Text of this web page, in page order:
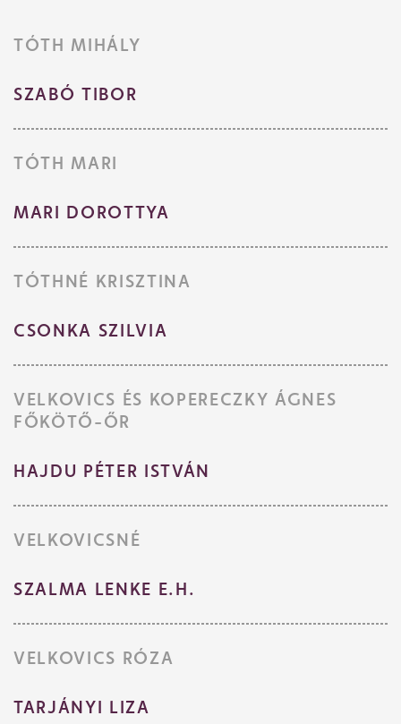
TÓTH MIHÁLY
SZABÓ TIBOR
TÓTH MARI
MARI DOROTTYA
TÓTHNÉ KRISZTINA
CSONKA SZILVIA
VELKOVICS ÉS KOPERECZKY ÁGNES
FŐKÖTŐ-ŐR
HAJDU PÉTER ISTVÁN
VELKOVICSNÉ
SZALMA LENKE E.H.
VELKOVICS RÓZA
TARJÁNYI LIZA